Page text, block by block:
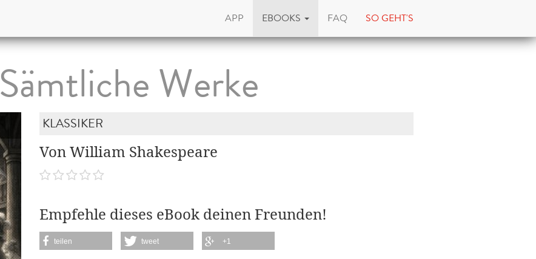
APP EBOOKS FAQ SO GEHT'S
Sämtliche Werke
KLASSIKER
Von William Shakespeare
Empfehle dieses eBook deinen Freunden!
teilen tweet +1